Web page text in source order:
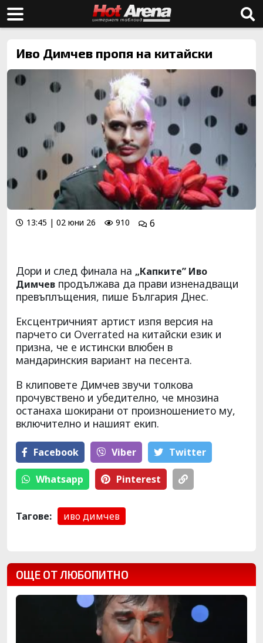
Иво Димчев пропя на китайски
13:45 | 02 юни 26 910 6
Дори и след финала на „Капките” Иво
Димчев продължава да прави изненадващи
превъплъщения, пише България Днес.
Ексцентричният артист изпя версия на
парчето си Overrated на китайски език и
призна, че е истински влюбен в
мандаринския вариант на песента.
В клиповете Димчев звучи толкова
прочувствено и убедително, че мнозина
останаха шокирани от произношението му,
включително и нашият екип.
Facebook Viber Тwitter
Whatsapp Pinterest
Тагове: иво димчев
ОЩЕ ОТ ЛЮБОПИТНО